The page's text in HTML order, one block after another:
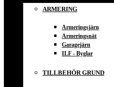
ARMERING
Armeringsjärn
Armeringsnät
Garagejärn
ILF - Byglar
TILLBEHÖR GRUND